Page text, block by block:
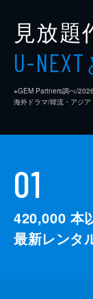
見放題
U-NEXT
※GEM Partners調べ/
海外ドラマ/韓流・アジア
01
420,000 本
最新レンタ